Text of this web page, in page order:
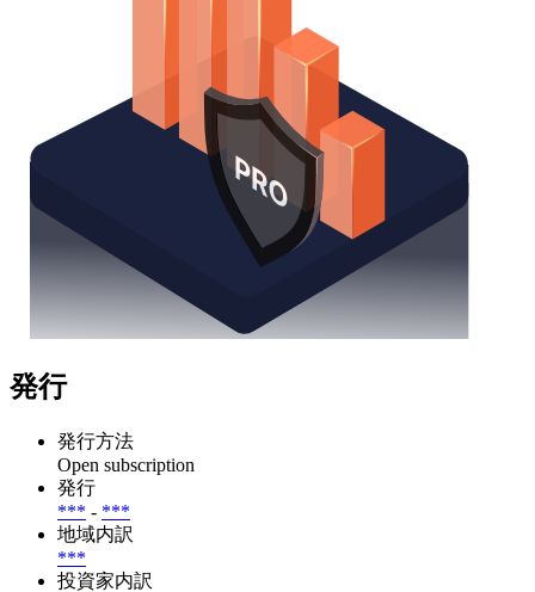
発行
発行方法
Open subscription
発行
*** - ***
地域内訳
***
投資家内訳